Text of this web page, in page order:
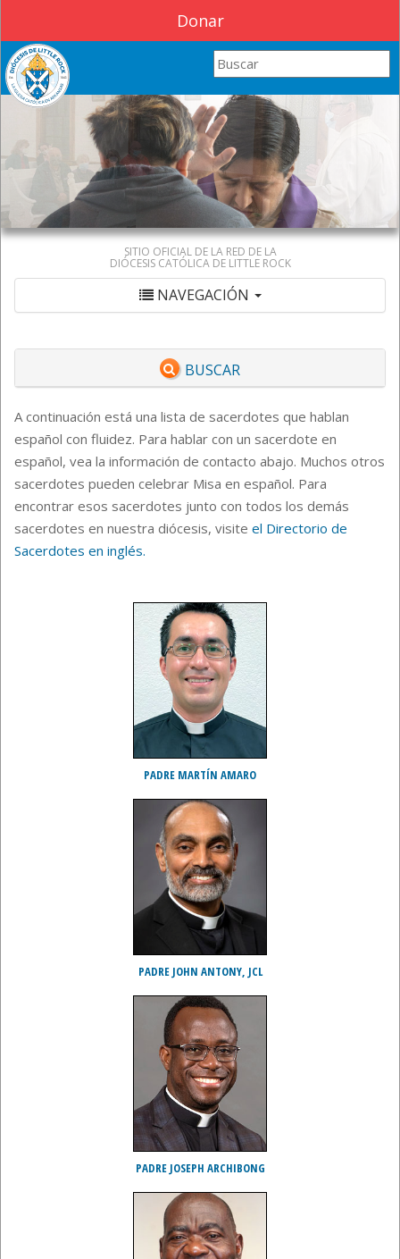
Donar
Search this site
SITIO OFICIAL DE LA RED DE LA
DIÓCESIS CATÓLICA DE LITTLE ROCK
NAVEGACIÓN
BUSCAR
A continuación está una lista de sacerdotes que hablan
español con fluidez. Para hablar con un sacerdote en
español, vea la información de contacto abajo. Muchos otros
sacerdotes pueden celebrar Misa en español. Para
encontrar esos sacerdotes junto con todos los demás
sacerdotes en nuestra diócesis, visite el Directorio de
Sacerdotes en inglés.
PADRE MARTÍN AMARO
PADRE JOHN ANTONY, JCL
PADRE JOSEPH ARCHIBONG